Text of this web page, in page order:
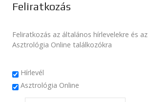
Feliratkozás
Feliratkozás az általános hírlevelekre és az
Asztrológia Online találkozókra
Hírlevél
Asztrológia Online